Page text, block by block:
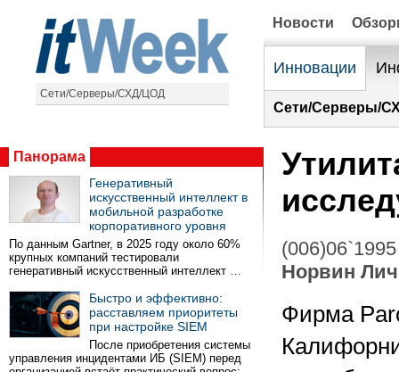
Сети/Серверы/СХД/ЦОД
Новости
Инновации
Сети/Серверы/
Панорама
Генеративный
искусственный интеллект в
мобильной разработке
корпоративного уровня
По данным Gartner, в 2025 году около 60%
крупных компаний тестировали
генеративный искусственный интеллект …
Быстро и эффективно:
расставляем приоритеты
при настройке SIEM
После приобретения системы
управления инцидентами ИБ (SIEM) перед
(006)06`1995
Норвин Лич
Фирма